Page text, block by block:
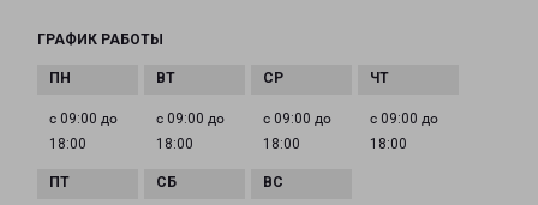
ГРАФИК РАБОТЫ
с 09:00 до
18:00
с 09:00 до
18:00
с 09:00 до
18:00
с 09:00 до
18:00